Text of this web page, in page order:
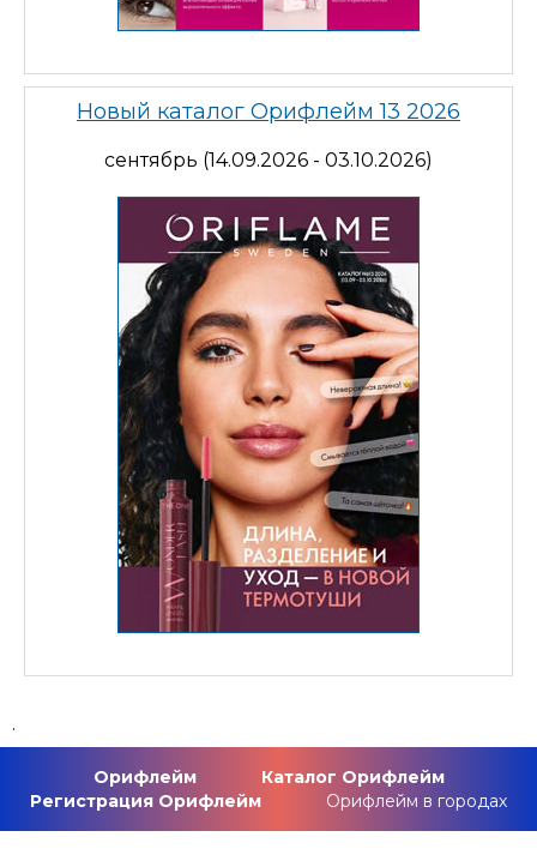
Новый каталог Орифлейм 13 2026
сентябрь (14.09.2026 - 03.10.2026)
.
Орифлейм
Каталог Орифлейм
Регистрация Орифлейм
Орифлейм в городах